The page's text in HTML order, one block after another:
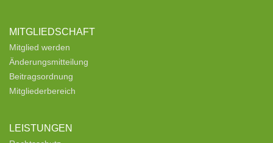
MITGLIEDSCHAFT
Mitglied werden
Änderungsmitteilung
Beitragsordnung
Mitgliederbereich
LEISTUNGEN